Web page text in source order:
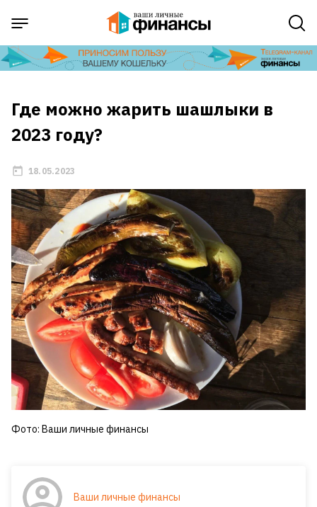
Где можно жарить шашлыки в
2023 году?
18.05.2023
Фото: Ваши личные финансы
Ваши личные финансы